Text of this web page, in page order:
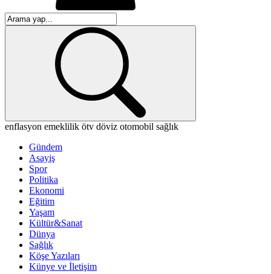
enflasyon emeklilik ötv döviz otomobil sağlık
Gündem
Asayiş
Spor
Politika
Ekonomi
Eğitim
Yaşam
Kültür&Sanat
Dünya
Sağlık
Köşe Yazıları
Künye ve İletişim